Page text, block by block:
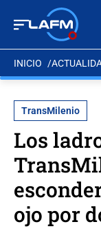
INICIO
TransMilenio
Los
ojo por